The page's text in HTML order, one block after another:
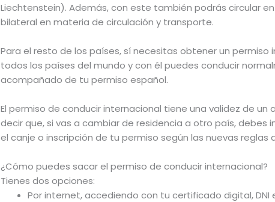
Liechtenstein). Además, con este también podrás circular
bilateral en materia de circulación y transporte.
Para el resto de los países, sí necesitas obtener un
todos los países del mundo y con él puedes conducir
acompañado de tu permiso español.
El permiso de conducir internacional tiene una validez de un
decir que, si vas a cambiar de residencia a otro país,
el canje o inscripción de tu permiso según las nuevas reglas
¿Cómo puedes sacar el permiso de conducir internacional?
Tienes dos opciones:
Por internet, accediendo con tu certificado digital,